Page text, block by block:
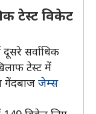
टेस्ट विकेट
सर्वाधिक
टेस्ट में
गेंदबाज जेम्स